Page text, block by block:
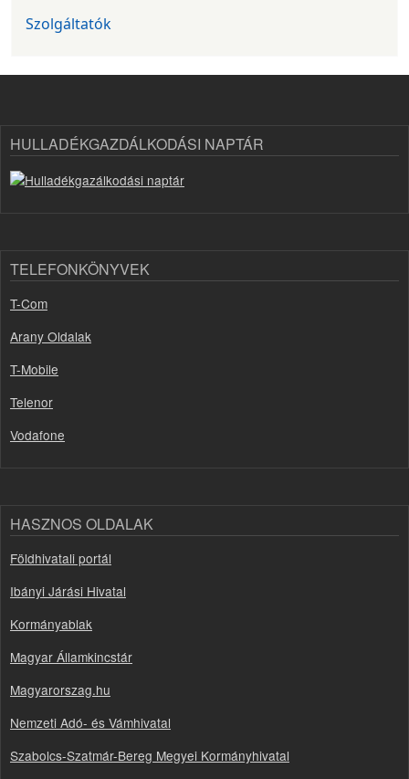
Szolgáltatók
HULLADÉKGAZDÁLKODÁSI NAPTÁR
TELEFONKÖNYVEK
T-Com
Arany Oldalak
T-Mobile
Telenor
Vodafone
HASZNOS OLDALAK
Földhivatali portál
Ibányi Járási Hivatal
Kormányablak
Magyar Államkincstár
Magyarorszag.hu
Nemzeti Adó- és Vámhivatal
Szabolcs-Szatmár-Bereg Megyei Kormányhivatal